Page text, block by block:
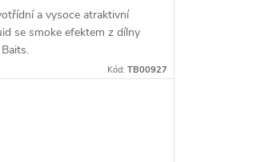
a vysoce atraktivní
se smoke efektem z dílny
Kód: TB00927